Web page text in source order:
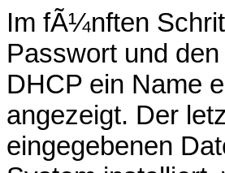
Im fÃ¼nften
Passwort und
DHCP ein Name
angezeigt. Der
eingegebenen